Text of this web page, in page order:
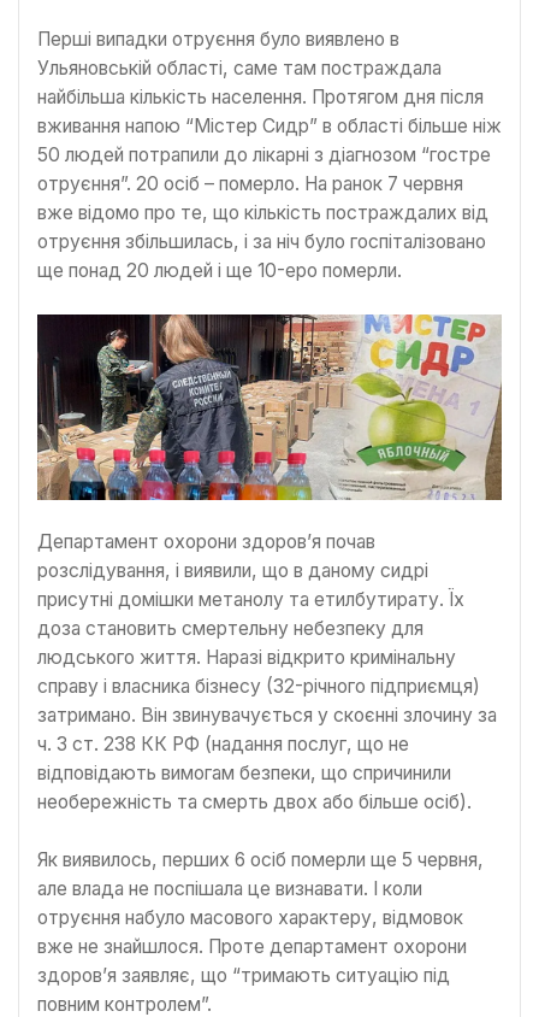
Перші випадки отруєння було виявлено в
Ульяновській області, саме там постраждала
найбільша кількість населення. Протягом дня після
вживання напою “Містер Сидр” в області більше ніж
50 людей потрапили до лікарні з діагнозом “гостре
отруєння”. 20 осіб – померло. На ранок 7 червня
вже відомо про те, що кількість постраждалих від
отруєння збільшилась, і за ніч було госпіталізовано
ще понад 20 людей і ще 10-еро померли.
Департамент охорони здоров’я почав
розслідування, і виявили, що в даному сидрі
присутні домішки метанолу та етилбутирату. Їх
доза становить смертельну небезпеку для
людського життя. Наразі відкрито кримінальну
справу і власника бізнесу (32-річного підприємця)
затримано. Він звинувачується у скоєнні злочину за
ч. 3 ст. 238 КК РФ (надання послуг, що не
відповідають вимогам безпеки, що спричинили
необережність та смерть двох або більше осіб).
Як виявилось, перших 6 осіб померли ще 5 червня,
але влада не поспішала це визнавати. І коли
отруєння набуло масового характеру, відмовок
вже не знайшлося. Проте департамент охорони
здоров’я заявляє, що “тримають ситуацію під
повним контролем”.